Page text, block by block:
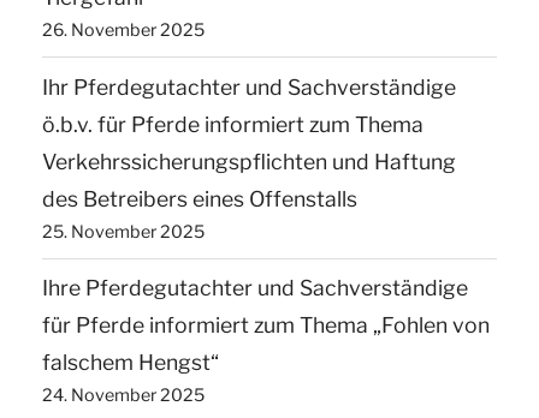
26. November 2025
Ihr Pferdegutachter und Sachverständige
ö.b.v. für Pferde informiert zum Thema
Verkehrssicherungspflichten und Haftung
des Betreibers eines Offenstalls
25. November 2025
Ihre Pferdegutachter und Sachverständige
für Pferde informiert zum Thema „Fohlen von
falschem Hengst“
24. November 2025